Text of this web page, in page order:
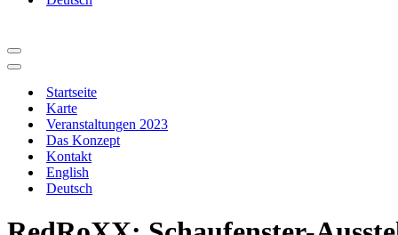
Navigationsmenü
Navigationsmenü
Startseite
Karte
Veranstaltungen 2023
Das Konzept
Kontakt
English
Deutsch